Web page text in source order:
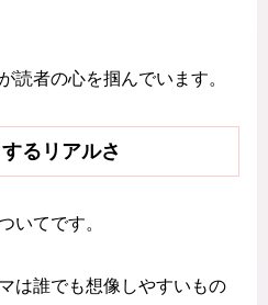
読者の心を掴んでいます。
るリアルさ
いてです。
は誰でも想像しやすいもの